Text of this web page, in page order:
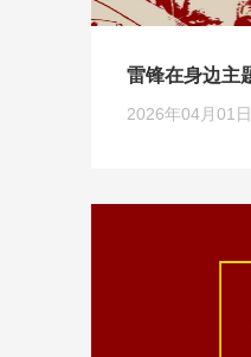
2026年04月01日